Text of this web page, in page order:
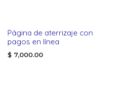
Página de aterrizaje con
pagos en línea
$ 7,000.00